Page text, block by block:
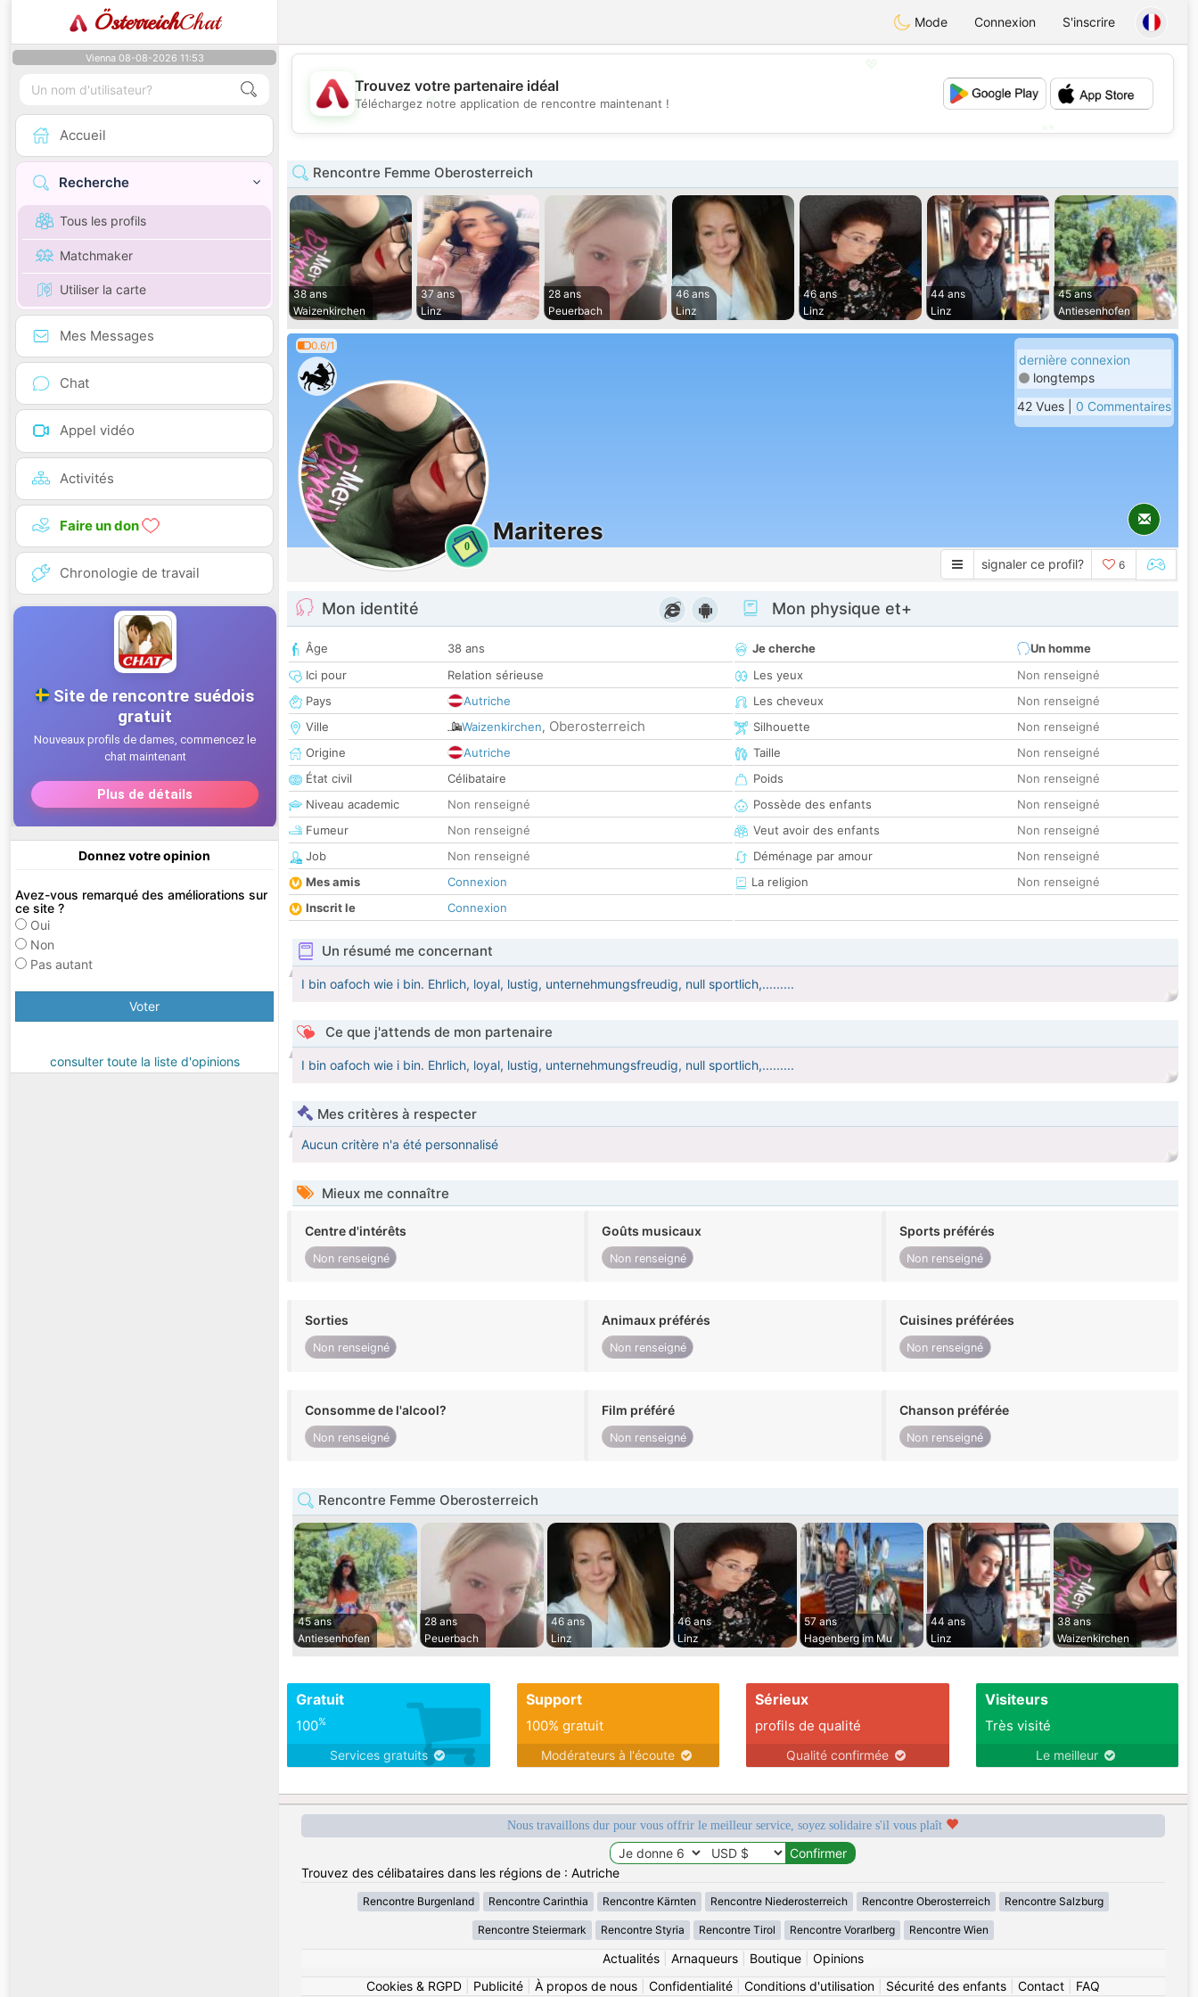
ÖsterreichChat Mode Connexion S'inscrire
Vienna 08-08-2026 11:53
Accueil
Recherche
Tous les profils
Matchmaker
Utiliser la carte
Mes Messages
Chat
Appel vidéo
Activités
Faire un don
Chronologie de travail
Donnez votre opinion
Avez-vous remarqué des améliorations sur
ce site ?
Oui
Non
Pas autant
Voter
consulter toute la liste d'opinions
💖
💕
Trouvez votre partenaire idéal
Téléchargez notre application de rencontre maintenant !
Rencontre Femme Oberosterreich
38 ans
Waizenkirchen
37 ans
Linz
28 ans
Peuerbach
46 ans
Linz
46 ans
Linz
44 ans
Linz
45 ans
Antiesenhofen
0.6/1
0
Mariteres
dernière connexion
longtemps
42 Vues | 0 Commentaires
signaler ce profil? 6
Mon identité
Âge
38 ans
Ici pour
Relation sérieuse
Pays
Autriche
Ville
Waizenkirchen, Oberosterreich
Origine
Autriche
État civil
Célibataire
Niveau academic
Non renseigné
Fumeur
Non renseigné
Job
Non renseigné
Mes amis
Connexion
Inscrit le
Connexion
Mon physique et+
Je cherche
Un homme
Les yeux
Non renseigné
Les cheveux
Non renseigné
Silhouette
Non renseigné
Taille
Non renseigné
Poids
Non renseigné
Possède des enfants
Non renseigné
Veut avoir des enfants
Non renseigné
Déménage par amour
Non renseigné
La religion
Non renseigné
Un résumé me concernant
I bin oafoch wie i bin. Ehrlich, loyal, lustig, unternehmungsfreudig, null sportlich,.........
Ce que j'attends de mon partenaire
I bin oafoch wie i bin. Ehrlich, loyal, lustig, unternehmungsfreudig, null sportlich,.........
Mes critères à respecter
Aucun critère n'a été personnalisé
Mieux me connaître
Centre d'intérêts
Non renseigné
Goûts musicaux
Non renseigné
Sports préférés
Non renseigné
Sorties
Non renseigné
Animaux préférés
Non renseigné
Cuisines préférées
Non renseigné
Consomme de l'alcool?
Non renseigné
Film préféré
Non renseigné
Chanson préférée
Non renseigné
Rencontre Femme Oberosterreich
45 ans
Antiesenhofen
28 ans
Peuerbach
46 ans
Linz
46 ans
Linz
57 ans
Hagenberg im Mu
44 ans
Linz
38 ans
Waizenkirchen
Gratuit
100%
Services gratuits
Support
100% gratuit
Modérateurs à l'écoute
Sérieux
profils de qualité
Qualité confirmée
Visiteurs
Très visité
Le meilleur
Nous travaillons dur pour vous offrir le meilleur service, soyez solidaire s'il vous plaît
Trouvez des célibataires dans les régions de : Autriche
Rencontre Burgenland Rencontre Carinthia Rencontre Kärnten Rencontre Niederosterreich Rencontre Oberosterreich Rencontre Salzburg
Rencontre Steiermark Rencontre Styria Rencontre Tirol Rencontre Vorarlberg Rencontre Wien
Actualités| Arnaqueurs| Boutique| Opinions
Cookies & RGPD| Publicité| À propos de nous| Confidentialité| Conditions d'utilisation| Sécurité des enfants| Contact| FAQ